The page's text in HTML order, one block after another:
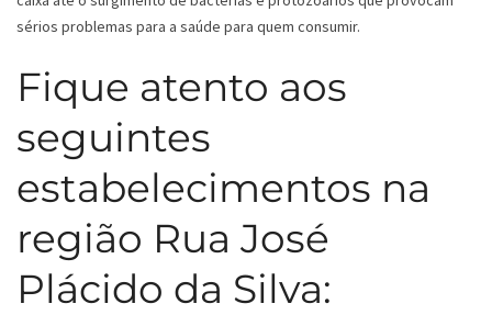
sérios problemas para a saúde para quem consumir.
Fique atento aos
seguintes
estabelecimentos na
região Rua José
Plácido da Silva: